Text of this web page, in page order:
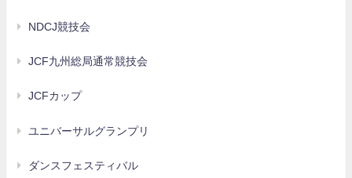
NDCJ競技会
JCF九州総局通常競技会
JCFカップ
ユニバーサルグランプリ
ダンスフェスティバル